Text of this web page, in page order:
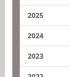
2025
2024
2023